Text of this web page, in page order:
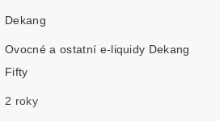
Dekang
Ovocné a ostatní e-liquidy Dekang
Fifty
2 roky